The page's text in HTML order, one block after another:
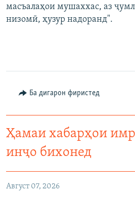
масъалаҳои мушаххас, аз
низомӣ, ҳузур надоранд".
Ба дигарон фиристед
Ҳамаи хабарҳои
инҷо бихонед
Август 07, 2026